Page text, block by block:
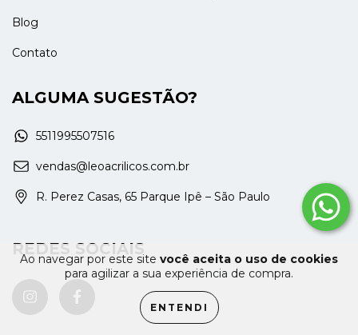
Ao navegar por este site você aceita o uso de cookies
para agilizar a sua experiência de compra.
ENTENDI
Blog
Contato
ALGUMA SUGESTÃO?
5511995507516
vendas@leoacrilicos.com.br
R. Perez Casas, 65 Parque Ipê – São Paulo
REDES SOCIAIS